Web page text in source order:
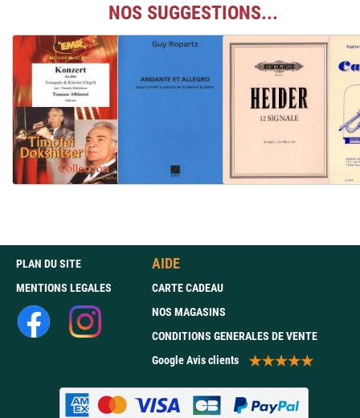
NOS SUGGESTIONS...
PLAN DU SITE
MENTIONS LEGALES
AIDE
CARTE CADEAU
NOS MAGASINS
CONDITIONS GENERALES DE VENTE
Google Avis clients